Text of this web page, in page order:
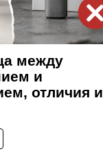
между
и
отличия и